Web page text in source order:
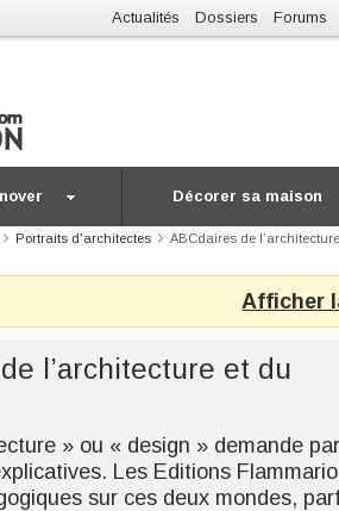
Actualités Dossiers Forums
Décorer sa maison
Portraits d'architectes ABCdaires de
Afficher
l’architecture et du
» ou « design » demande
Les Editions
sur ces deux mondes,